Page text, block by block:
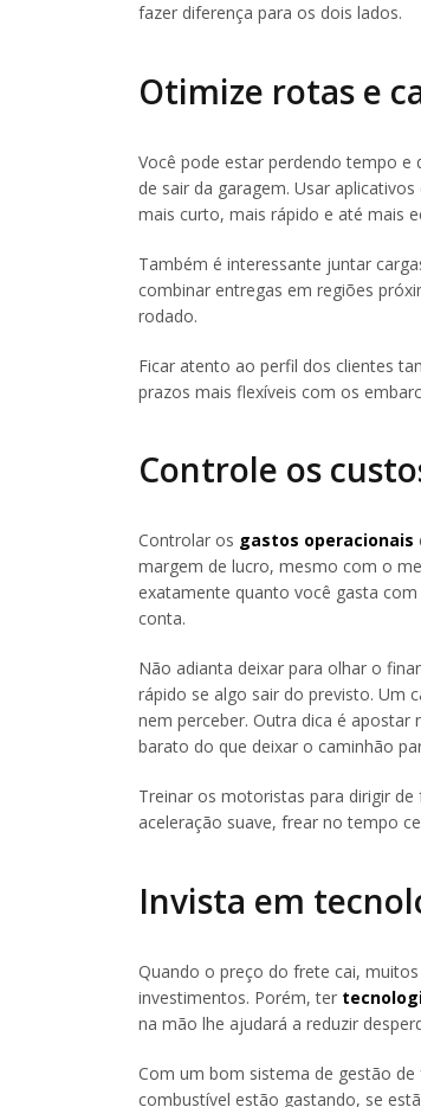
fazer diferença para os dois lados.
Otimize rotas e
Você pode estar perdendo tempo e
de sair da garagem. Usar
mais curto, mais rápido e até mais
Também é interessante juntar
combinar entregas em regiões
rodado.
Ficar atento ao perfil dos clientes
prazos mais flexíveis com os
Controle os
Controlar os gastos operacionais
margem de lucro, mesmo com o
exatamente quanto você gasta
conta.
Não adianta deixar para olhar o
rápido se algo sair do previsto. Um
nem perceber. Outra dica é
barato do que deixar o caminhão
Treinar os motoristas para dirigir
aceleração suave, frear no tempo
Invista em
Quando o preço do frete cai,
investimentos. Porém, ter
na mão lhe ajudará a reduzir
Com um bom sistema de gestão
combustível estão gastando, se